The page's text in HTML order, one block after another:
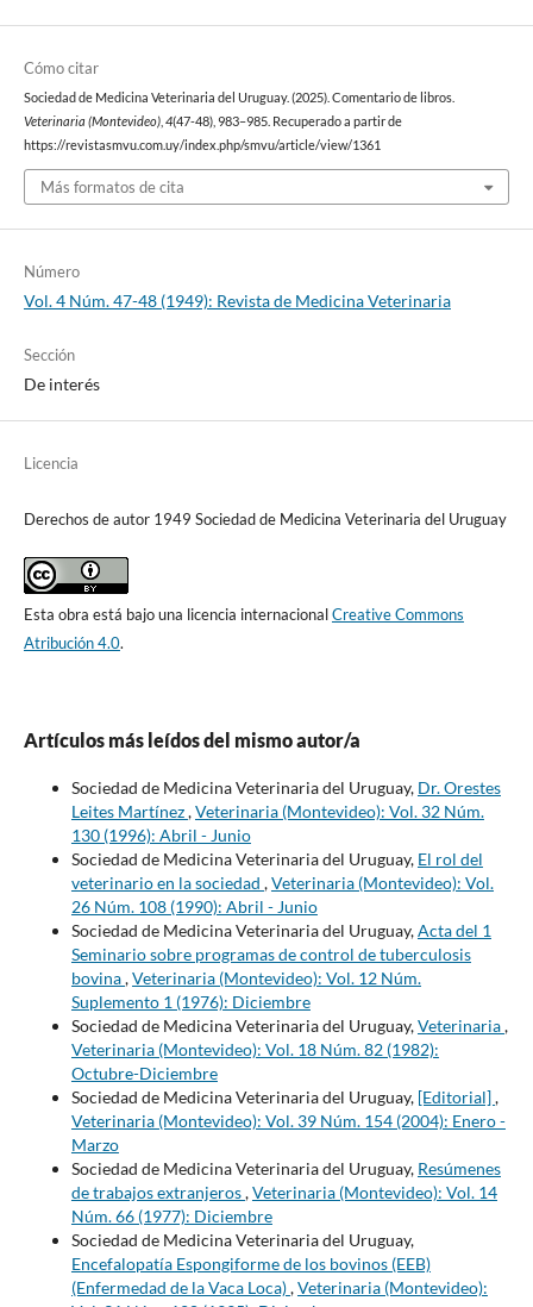
Cómo citar
Sociedad de Medicina Veterinaria del Uruguay. (2025). Comentario de libros.
Veterinaria (Montevideo), 4(47-48), 983–985. Recuperado a partir de
https://revistasmvu.com.uy/index.php/smvu/article/view/1361
Más formatos de cita
Número
Vol. 4 Núm. 47-48 (1949): Revista de Medicina Veterinaria
Sección
De interés
Licencia
Derechos de autor 1949 Sociedad de Medicina Veterinaria del Uruguay
Esta obra está bajo una licencia internacionalCreative Commons
Atribución 4.0.
Artículos más leídos del mismo autor/a
Sociedad de Medicina Veterinaria del Uruguay, Dr. Orestes
Leites Martínez,Veterinaria (Montevideo): Vol. 32 Núm.
130 (1996): Abril - Junio
Sociedad de Medicina Veterinaria del Uruguay, El rol del
veterinario en la sociedad ,Veterinaria (Montevideo): Vol.
26 Núm. 108 (1990): Abril - Junio
Sociedad de Medicina Veterinaria del Uruguay,Acta del 1
Seminario sobre programas de control de tuberculosis
bovina,Veterinaria (Montevideo): Vol. 12 Núm.
Suplemento 1 (1976): Diciembre
Sociedad de Medicina Veterinaria del Uruguay,Veterinaria,
Veterinaria (Montevideo): Vol. 18 Núm. 82 (1982):
Octubre-Diciembre
Sociedad de Medicina Veterinaria del Uruguay, [Editorial],
Veterinaria (Montevideo): Vol. 39 Núm. 154 (2004): Enero -
Marzo
Sociedad de Medicina Veterinaria del Uruguay, Resúmenes
de trabajos extranjeros,Veterinaria (Montevideo): Vol. 14
Núm. 66 (1977): Diciembre
Sociedad de Medicina Veterinaria del Uruguay,
Encefalopatía Espongiforme de los bovinos (EEB)
(Enfermedad de la Vaca Loca),Veterinaria (Montevideo):